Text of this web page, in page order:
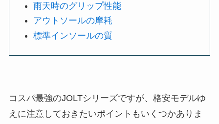
雨天時のグリップ性能
アウトソールの摩耗
標準インソールの質
コスパ最強のJOLTシリーズですが、格安モデルゆ
えに注意しておきたいポイントもいくつかありま